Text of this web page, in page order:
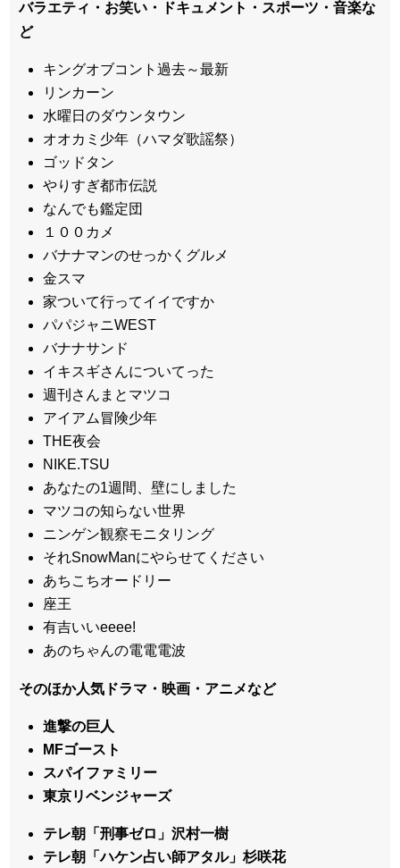
バラエティ・お笑い・ドキュメント・スポーツ・音楽な
ど
キングオブコント過去～最新
リンカーン
水曜日のダウンタウン
オオカミ少年（ハマダ歌謡祭）
ゴッドタン
やりすぎ都市伝説
なんでも鑑定団
１００カメ
バナナマンのせっかくグルメ
金スマ
家ついて行ってイイですか
パパジャニWEST
バナナサンド
イキスギさんについてった
週刊さんまとマツコ
アイアム冒険少年
THE夜会
NIKE.TSU
あなたの1週間、壁にしました
マツコの知らない世界
ニンゲン観察モニタリング
それSnowManにやらせてください
あちこちオードリー
座王
有吉いいeeee!
あのちゃんの電電電波
そのほか人気ドラマ・映画・アニメなど
進撃の巨人
MFゴースト
スパイファミリー
東京リベンジャーズ
テレ朝「刑事ゼロ」沢村一樹
テレ朝「ハケン占い師アタル」杉咲花